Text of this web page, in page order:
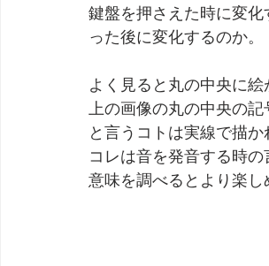
鍵盤を押さえた時に変
った後に変化するのか。
よく見ると丸の中央に
上の画像の丸の中央の
と言うコトは実線で描
コレは音を発音する時
意味を調べるとより楽し